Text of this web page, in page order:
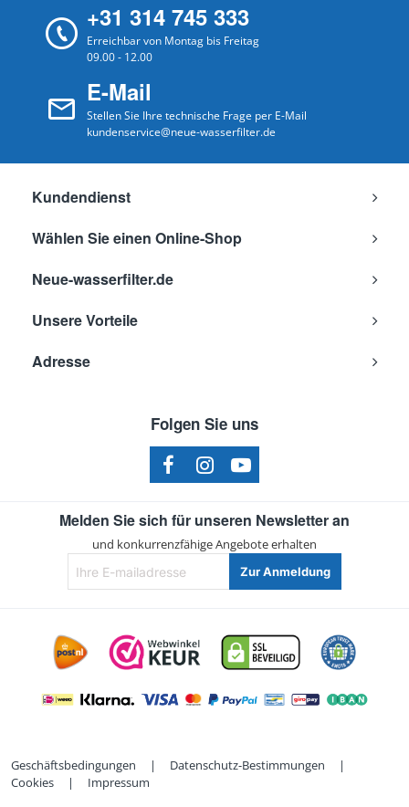
+31 314 745 333
Erreichbar von Montag bis Freitag
09.00 - 12.00
E-Mail
Stellen Sie Ihre technische Frage per E-Mail
kundenservice@neue-wasserfilter.de
Kundendienst
Wählen Sie einen Online-Shop
Neue-wasserfilter.de
Unsere Vorteile
Adresse
Folgen Sie uns
Melden Sie sich für unseren Newsletter an
und konkurrenzfähige Angebote erhalten
E-
mailadresse
Zur Anmeldung
Geschäftsbedingungen | Datenschutz-Bestimmungen
|
Cookies
| Impressum